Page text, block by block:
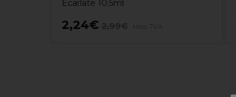
Écarlate 10.5ml
2,24€